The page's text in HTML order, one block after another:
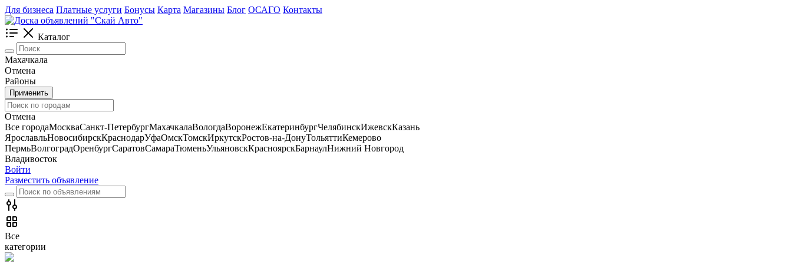
Для бизнеса Платные услуги Бонусы Карта Магазины Блог ОСАГО Контакты
Каталог
Махачкала
Отмена
Районы
Применить
Отмена
Все городаМоскваСанкт-ПетербургМахачкалаВологдаВоронежЕкатеринбургЧелябинскИжевскКазань
ЯрославльНовосибирскКраснодарУфаОмскТомскИркутскРостов-на-ДонуТольяттиКемерово
ПермьВолгоградОренбургСаратовСамараТюменьУльяновскКрасноярскБарнаулНижний Новгород
Владивосток
Войти
Разместить объявление
Все
категории